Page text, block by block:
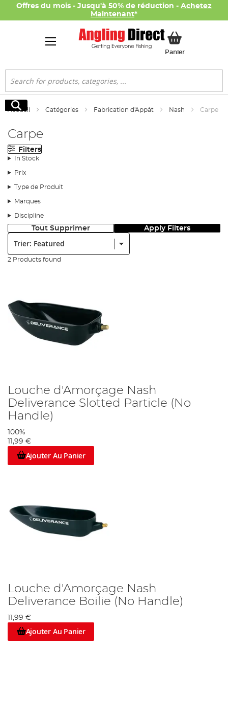
Offres du mois - Jusqu'à 50% de réduction - Achetez
Maintenant*
PanierMon panier
Rechercher
Rechercher
Accueil Catégories Fabrication d'Appât Nash Carpe
Carpe
Filters
In Stock
Prix
Type de Produit
Marques
Discipline
Tout Supprimer Apply Filters
2 Products found
Louche d'Amorçage Nash
Deliverance Slotted Particle (No
Handle)
100%
11,99 €
Ajouter Au Panier
Louche d'Amorçage Nash
Deliverance Boilie (No Handle)
11,99 €
Ajouter Au Panier